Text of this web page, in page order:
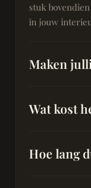
stuk
in jouw
Maken
Wat kost
Hoe lang